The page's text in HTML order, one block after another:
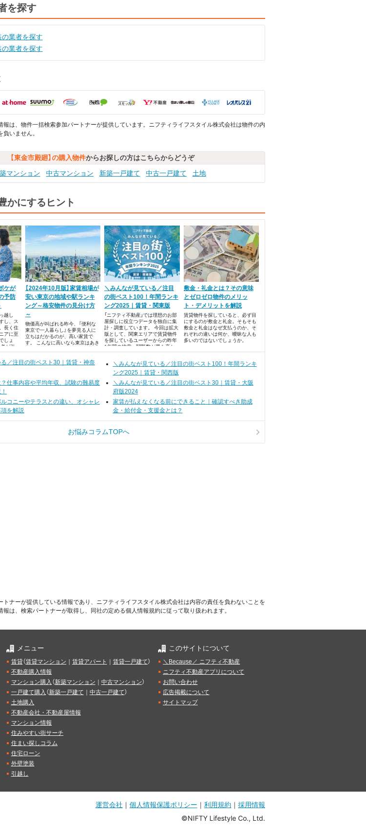
を探す
業者を探す
業者を探す
報は、物件一括検索参加パートナーが提供しています。ニフティライフスタイル株式会社は物件の内
いません。
【東金市殿廻】の購入物件からお探しの方はこちらからどうぞ
マンション
中古マンション 新築一戸建て 中古一戸建て 土地
かにするヒント
ケが
予防
越し
し、ス
長く住
アに至
しょ
が引っ
気をつ
とめま
【2024年10月版】家賃相場が
安い東京の地域や駅ランキ
ング～格安物件の見分け方
～
物価高が叫ばれる昨今、『便利な
東京で一人暮らし』を夢見る人に
立ちはだかるのが、高い家賃で
す。 こんなに高いなら東京はあき
家賃が高いイメージがあります
す。
＼みんなが見ている／注目
の街ベスト100！年間ランキ
ング2025｜賃貸・関東版
「ニフティ不動産」では理想のお部
屋探しに役立つデータを独自に集
計・調査しています。 今回は拡大
版として、関東エリアで賃貸物件
を探しているユーザーからの昨年
1年間の検索・閲覧数が最も高か
った、注目の街ランキングベスト
敷金・礼金とは？その意味
とゼロゼロ物件のメリッ
ト・デメリットを解説
賃貸物件を探していると、必ず目
にするのが敷金と礼金。そもそも
敷金と礼金はなぜ支払うのか、そ
れぞれの違いは何か、曖昧な人も
多いのではないでしょうか。
／注目の街ベスト30｜賃貸・神奈
＼みんなが見ている／注目の街ベスト100！年間ランキ
ング2025｜賃貸・関西版
仕事内容や平均年収、試験の難易度
＼みんなが見ている／注目の街ベスト30｜賃貸・大阪
府版2024
コニーやテラスとの違い、オシャレ
を解説
家賃が払えなくなる前にできること｜確認すべき助成
金・給付金・支援金とは？
お悩みコラムTOPへ
ナーが提供している情報であり、ニフティライフスタイル株式会社は内容の責任を負わないことを
は、検索パートナーが取得し、同社の定める個人情報規約に従って取り扱われます。
メニュー
賃貸（賃貸マンション 賃貸アパート 賃貸一戸建て）
不動産購入情報
マンション購入 （新築マンション 中古マンション）
一戸建て購入 （新築一戸建て 中古一戸建て）
土地購入
不動産会社・不動産屋情報
マンション情報
住みやすい街サーチ
住まい探しコラム
住宅ローン
外壁塗装
引越し
このサイトについて
＼Because／ ニフティ不動産
ニフティ不動産アプリについて
お問い合わせ
広告掲載について
サイトマップ
運営会社 ｜ 個人情報保護ポリシー ｜ 利用規約 ｜ 採用情報
©NIFTY Lifestyle Co., Ltd.